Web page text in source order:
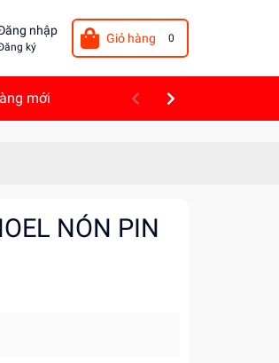
nhập
ký
Giỏ hàng 0
mới
NÓN PIN